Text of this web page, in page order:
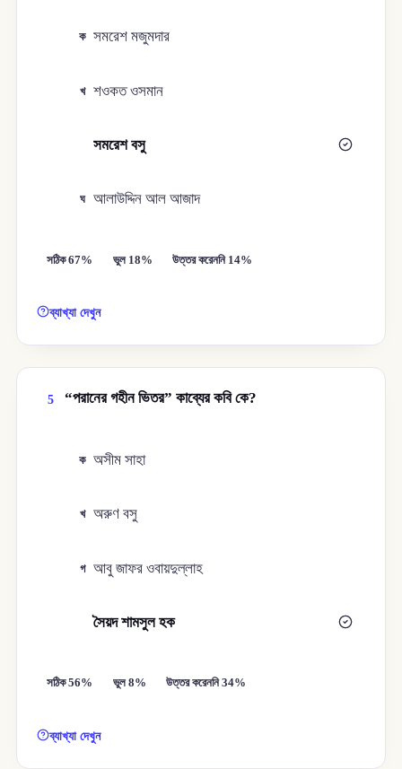
ক সমরেশ মজুমদার
খ শওকত ওসমান
সমরেশ বসু
ঘ আলাউদ্দিন আল আজাদ
সঠিক 67% ভুল 18% উত্তর করেননি 14%
ব্যাখ্যা দেখুন
5 “পরানের গহীন ভিতর” কাব্যের কবি কে?
ক অসীম সাহা
খ অরুণ বসু
গ আবু জাফর ওবায়দুল্লাহ
সৈয়দ শামসুল হক
সঠিক 56% ভুল 8% উত্তর করেননি 34%
ব্যাখ্যা দেখুন